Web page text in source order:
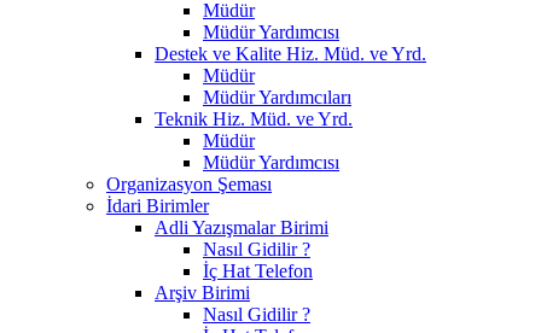
Müdür
Müdür Yardımcısı
Destek ve Kalite Hiz. Müd. ve Yrd.
Müdür
Müdür Yardımcıları
Teknik Hiz. Müd. ve Yrd.
Müdür
Müdür Yardımcısı
Organizasyon Şeması
İdari Birimler
Adli Yazışmalar Birimi
Nasıl Gidilir ?
İç Hat Telefon
Arşiv Birimi
Nasıl Gidilir ?